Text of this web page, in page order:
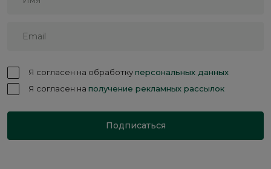
Я согласен на обработкуперсональных данных
Я согласен на получение рекламных рассылок
Подписаться